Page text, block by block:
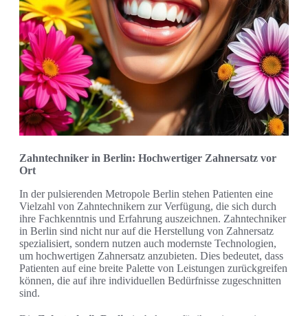
Zahntechniker in Berlin: Hochwertiger Zahnersatz vor
Ort
In der pulsierenden Metropole Berlin stehen Patienten eine
Vielzahl von Zahntechnikern zur Verfügung, die sich durch
ihre Fachkenntnis und Erfahrung auszeichnen. Zahntechniker
in Berlin sind nicht nur auf die Herstellung von Zahnersatz
spezialisiert, sondern nutzen auch modernste Technologien,
um hochwertigen Zahnersatz anzubieten. Dies bedeutet, dass
Patienten auf eine breite Palette von Leistungen zurückgreifen
können, die auf ihre individuellen Bedürfnisse zugeschnitten
sind.